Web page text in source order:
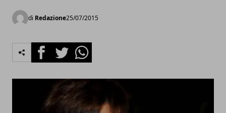
di Redazione25/07/2015
FacebookTwitterWhatsapp